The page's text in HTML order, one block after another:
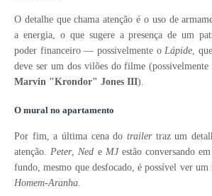
O detalhe que chama atenção é o uso de
a energia, o que sugere a presença de um
poder financeiro — possivelmente oLápide,
deve ser um dos vilões do filme (possivelmente
Marvin "Krondor" Jones III).
O mural no apartamento
Por fim, a última cena do trailertraz um
atenção.Peter,Ned e MJestão conversando
fundo, mesmo que desfocado, é possível ver
Homem-Aranha.